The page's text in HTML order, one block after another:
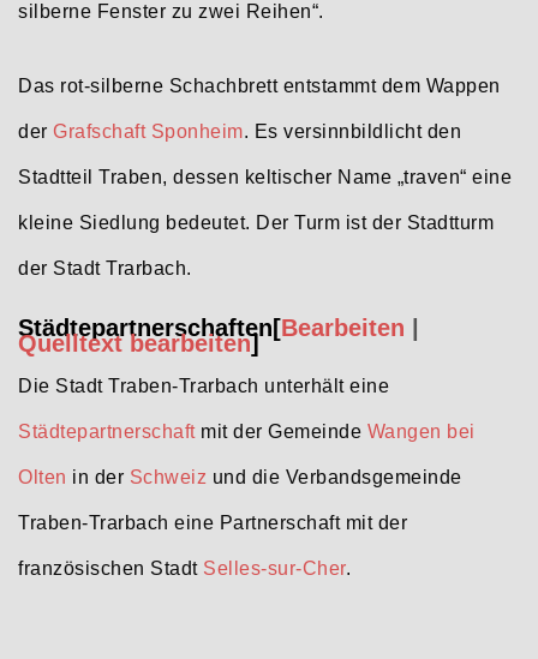
silberne Fenster zu zwei Reihen“.
Das rot-silberne Schachbrett entstammt dem Wappen
der Grafschaft Sponheim. Es versinnbildlicht den
Stadtteil Traben, dessen keltischer Name „traven“ eine
kleine Siedlung bedeutet. Der Turm ist der Stadtturm
der Stadt Trarbach.
Städtepartnerschaften[Bearbeiten
Quelltext bearbeiten]
Die Stadt Traben-Trarbach unterhält eine
Städtepartnerschaftmit der Gemeinde Wangen bei
Olten in der Schweiz und die Verbandsgemeinde
Traben-Trarbach eine Partnerschaft mit der
französischen Stadt Selles-sur-Cher.